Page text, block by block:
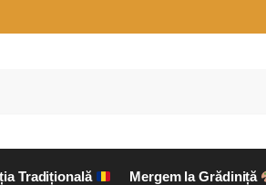
Tradițională Mergem la Grădiniță